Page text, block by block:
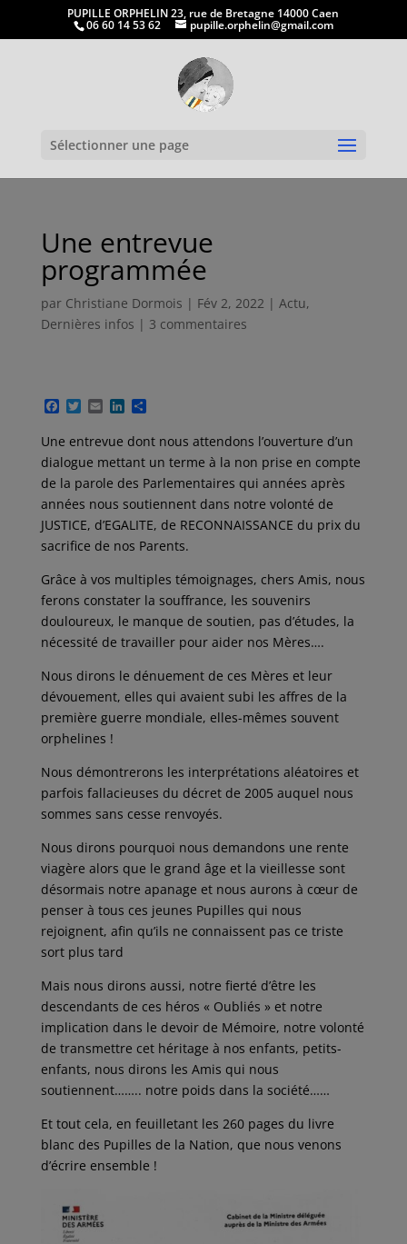
PUPILLE ORPHELIN 23, rue de Bretagne 14000 Caen
06 60 14 53 62 pupille.orphelin@gmail.com
Sélectionner une page
Une entrevue
programmée
par Christiane Dormois | Fév 2, 2022 | Actu,
Dernières infos | 3 commentaires
F
c
e
b
o
o
k
T
i
t
t
e
r
E
a
i
l
L
n
k
e
d
I
n
P
r
t
a
g
e
r
Une entrevue dont nous attendons l’ouverture d’un
dialogue mettant un terme à la non prise en compte
de la parole des Parlementaires qui années après
années nous soutiennent dans notre volonté de
JUSTICE, d’EGALITE, de RECONNAISSANCE du prix du
sacrifice de nos Parents.
Grâce à vos multiples témoignages, chers Amis, nous
ferons constater la souffrance, les souvenirs
douloureux, le manque de soutien, pas d’études, la
nécessité de travailler pour aider nos Mères….
Nous dirons le dénuement de ces Mères et leur
dévouement, elles qui avaient subi les affres de la
première guerre mondiale, elles-mêmes souvent
orphelines !
Nous démontrerons les interprétations aléatoires et
parfois fallacieuses du décret de 2005 auquel nous
sommes sans cesse renvoyés.
Nous dirons pourquoi nous demandons une rente
viagère alors que le grand âge et la vieillesse sont
désormais notre apanage et nous aurons à cœur de
penser à tous ces jeunes Pupilles qui nous
rejoignent, afin qu’ils ne connaissent pas ce triste
sort plus tard
Mais nous dirons aussi, notre fierté d’être les
descendants de ces héros « Oubliés » et notre
implication dans le devoir de Mémoire, notre volonté
de transmettre cet héritage à nos enfants, petits-
enfants, nous dirons les Amis qui nous
soutiennent…….. notre poids dans la société……
Et tout cela, en feuilletant les 260 pages du livre
blanc des Pupilles de la Nation, que nous venons
d’écrire ensemble !